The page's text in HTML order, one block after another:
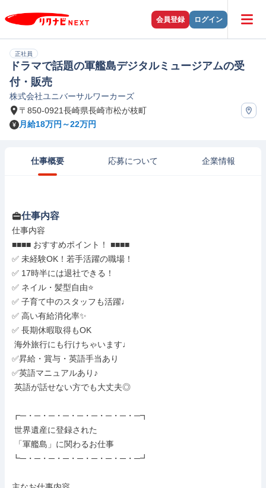
会員登録 ログイン
正社員
ドラマで話題の軍艦島デジタルミュージアムの受
付・販売
株式会社ユニバーサルワーカーズ
〒850-0921長崎県長崎市松が枝町
月給18万円～22万円
仕事概要 応募について 企業情報
仕事内容
仕事内容
■■■■ おすすめポイント！ ■■■■
✅ 未経験OK！若手活躍の職場！
✅ 17時半には退社できる！
✅ ネイル・髪型自由⭐
✅ 子育て中のスタッフも活躍♩
✅ 高い有給消化率✨
✅ 長期休暇取得もOK
✅昇給・賞与・英語手当あり
✅英語マニュアルあり♪
┏─・─・─・─・─・─・─・─・─┓
┗─・─・─・─・─・─・─・─・─┛